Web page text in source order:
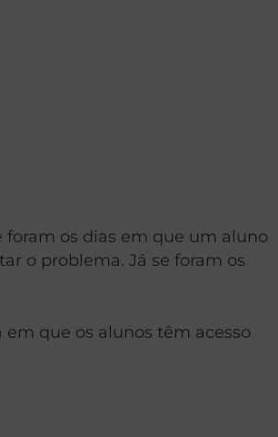
foram os dias em que um aluno
o problema. Já se foram os
que os alunos têm acesso